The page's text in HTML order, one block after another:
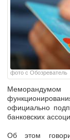
фото с Обозреватель
официально
банковских
Об этом